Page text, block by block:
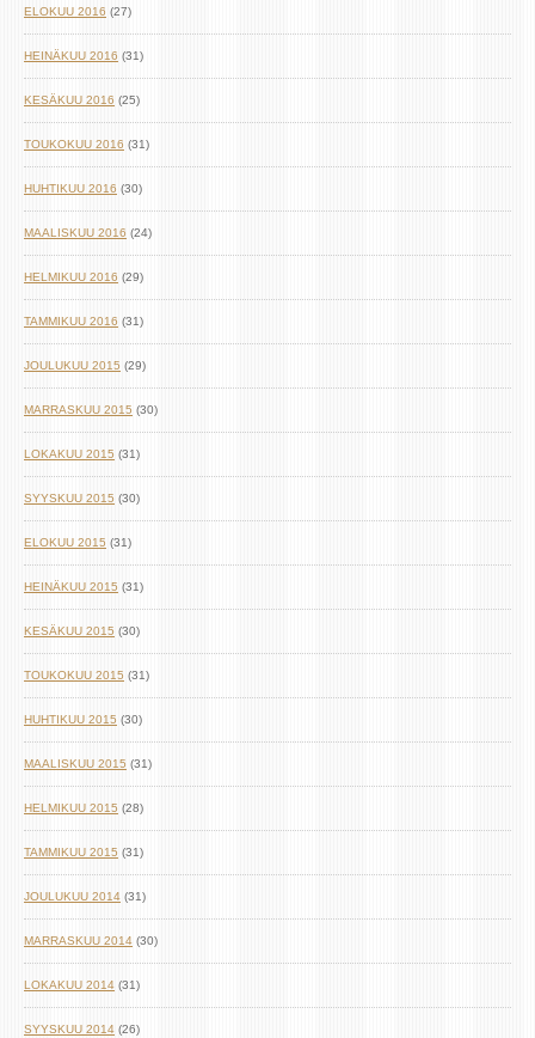
ELOKUU 2016 (27)
HEINÄKUU 2016 (31)
KESÄKUU 2016 (25)
TOUKOKUU 2016 (31)
HUHTIKUU 2016 (30)
MAALISKUU 2016 (24)
HELMIKUU 2016 (29)
TAMMIKUU 2016 (31)
JOULUKUU 2015 (29)
MARRASKUU 2015 (30)
LOKAKUU 2015 (31)
SYYSKUU 2015 (30)
ELOKUU 2015 (31)
HEINÄKUU 2015 (31)
KESÄKUU 2015 (30)
TOUKOKUU 2015 (31)
HUHTIKUU 2015 (30)
MAALISKUU 2015 (31)
HELMIKUU 2015 (28)
TAMMIKUU 2015 (31)
JOULUKUU 2014 (31)
MARRASKUU 2014 (30)
LOKAKUU 2014 (31)
SYYSKUU 2014 (26)